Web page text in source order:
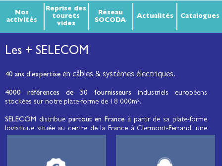
Nos
activités
Reprise des
tourets
vides
Réseau
SOCODA
Actualités Catalogues
Les + SELECOM
40 ans d’expertise en câbles & systèmes électriques.
4000 références de 50 fournisseurs industriels européens
stockées sur notre plate-forme de 18 000m².
SELECOM distribue partout en France à partir de sa plate-forme
logistique située au centre de la France à Clermont-Ferrand, une
, de matériel